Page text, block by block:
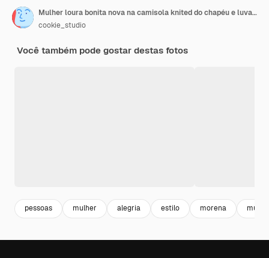
Mulher loura bonita nova na camisola knited do chapéu e luvas que sorriem no cinza.
cookie_studio
Você também pode gostar destas fotos
pessoas mulher alegria estilo morena